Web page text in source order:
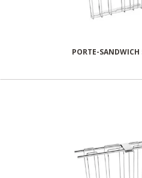
PORTE-SANDWICH